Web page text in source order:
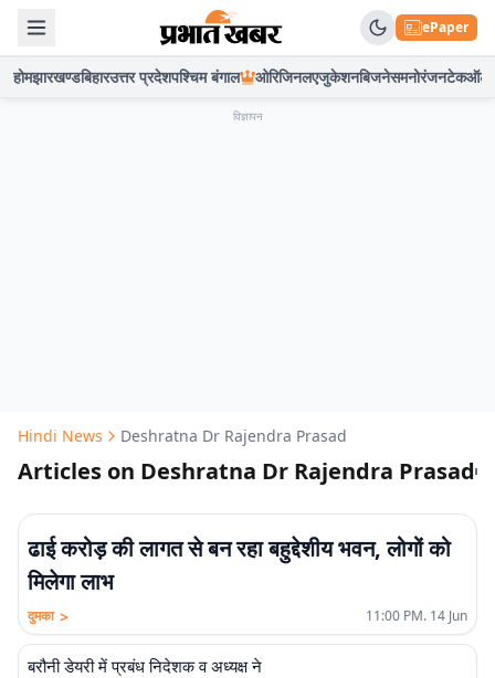
ePaper
होमझारखण्डबिहारउत्तर प्रदेशपश्चिम बंगाल ओरिजिनलएजुकेशनबिजनेसमनोरंजनटेकऑटो
विज्ञापन
Hindi News Deshratna Dr Rajendra Prasad
Articles on Deshratna Dr Rajendra Prasad
ढाई करोड़ की लागत से बन रहा बहुद्देशीय भवन, लोगों को
मिलेगा लाभ
दुमका > 11:00 PM. 14 Jun
बरौनी डेयरी में प्रबंध निदेशक व अध्यक्ष ने